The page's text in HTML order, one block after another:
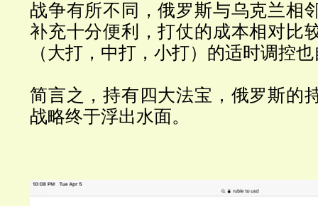
战争有所不同，俄罗斯与乌克兰相
补充十分便利，打仗的成本相对比
（大打，中打，小打）的适时调控
简言之，持有四大法宝，俄罗斯的
战略终于浮出水面。